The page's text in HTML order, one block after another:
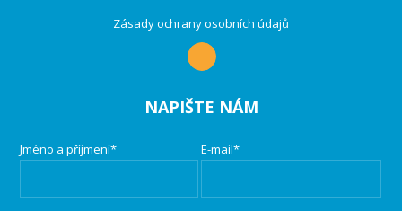
Zásady ochrany osobních údajů
NAPIŠTE NÁM
Jméno a příjmení* E-mail*